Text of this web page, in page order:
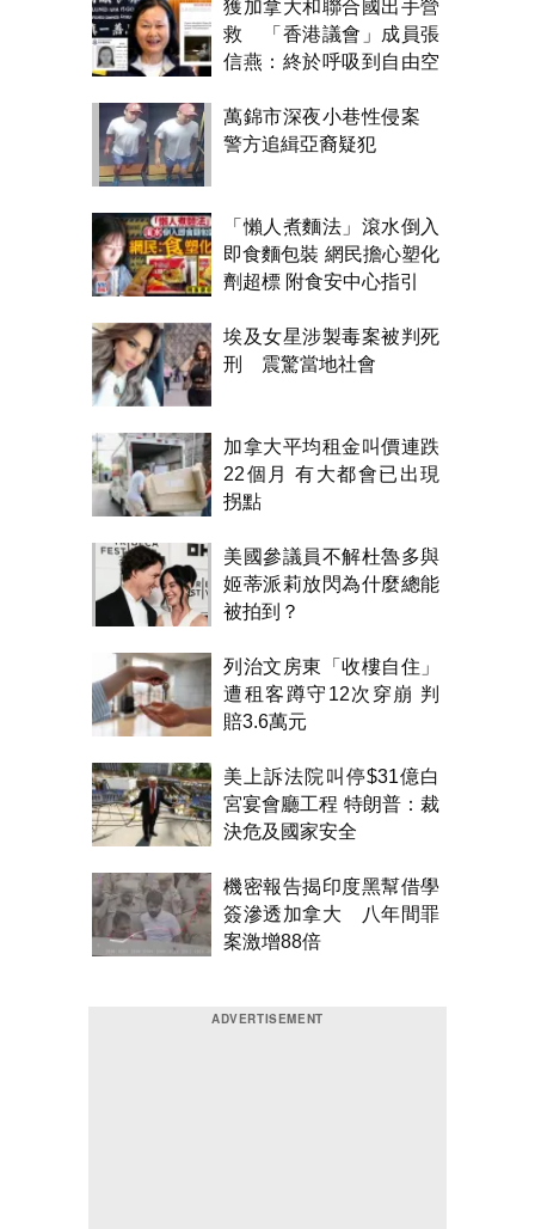
獲加拿大和聯合國出手營
救 「香港議會」成員張
信燕：終於呼吸到自由空
萬錦市深夜小巷性侵案
警方追緝亞裔疑犯
「懶人煮麵法」滾水倒入
即食麵包裝 網民擔心塑化
劑超標 附食安中心指引
埃及女星涉製毒案被判死
刑 震驚當地社會
加拿大平均租金叫價連跌
22個月 有大都會已出現
拐點
美國參議員不解杜魯多與
姬蒂派莉放閃為什麼總能
被拍到？
列治文房東「收樓自住」
遭租客蹲守12次穿崩 判
賠3.6萬元
美上訴法院叫停$31億白
宮宴會廳工程 特朗普：裁
決危及國家安全
機密報告揭印度黑幫借學
簽滲透加拿大 八年間罪
案激增88倍